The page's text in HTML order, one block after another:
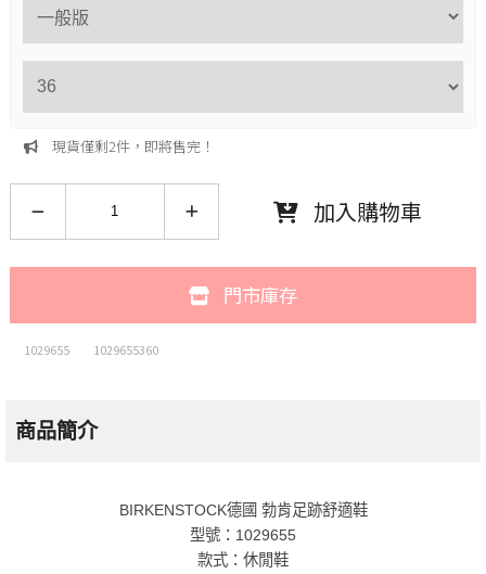
現貨僅剩2件，即將售完！
加入購物車
門市庫存
1029655 1029655360
商品簡介
BIRKENSTOCK德國 勃肯足跡舒適鞋
型號：1029655
款式：休閒鞋